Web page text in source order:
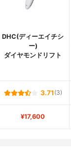
DHC(ディーエイチシ
ー)
ダイヤモンドリフト
3.71 (3)
¥17,600